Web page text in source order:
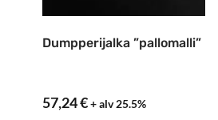
Dumpperijalka ”pallomalli”
57,24€+ alv 25.5%